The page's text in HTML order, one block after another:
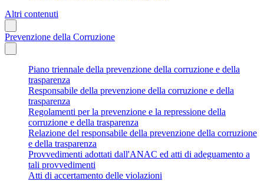
Altri contenuti
Prevenzione della Corruzione
Piano triennale della prevenzione della corruzione e della
trasparenza
Responsabile della prevenzione della corruzione e della
trasparenza
Regolamenti per la prevenzione e la repressione della
corruzione e della trasparenza
Relazione del responsabile della prevenzione della corruzione
e della trasparenza
Provvedimenti adottati dall'ANAC ed atti di adeguamento a
tali provvedimenti
Atti di accertamento delle violazioni